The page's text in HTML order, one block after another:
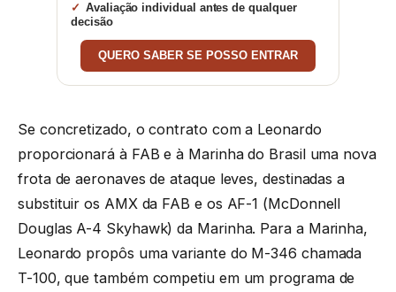
Avaliação individual antes de qualquer
decisão
QUERO SABER SE POSSO ENTRAR
Se concretizado, o contrato com a Leonardo
proporcionará à FAB e à Marinha do Brasil uma nova
frota de aeronaves de ataque leves, destinadas a
substituir os AMX da FAB e os AF-1 (McDonnell
Douglas A-4 Skyhawk) da Marinha. Para a Marinha,
Leonardo propôs uma variante do M-346 chamada
T-100, que também competiu em um programa de